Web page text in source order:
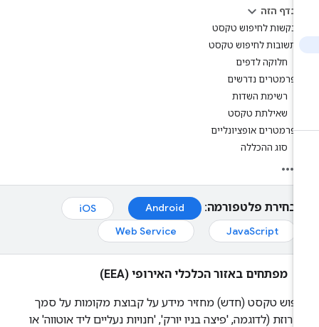
בדף הזה
בקשות לחיפוש טקסט
תשובות לחיפוש טקסט
חלוקה לדפים
פרמטרים נדרשים
רשימת השדות
שאילתת טקסט
פרמטרים אופציונליים
סוג ההכללה
בחירת פלטפורמה: Android
iOS
JavaScript
Web Service
מפתחים באזור הכלכלי האירופי (EEA)
טקסט (חדש) מחזיר מידע על קבוצת מקומות על סמך
(לדוגמה, 'פיצה בניו יורק', 'חנויות נעליים ליד אוטווה' או